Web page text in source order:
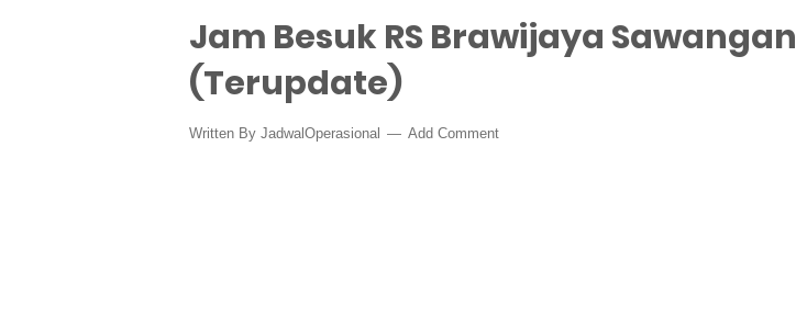
Jam Besuk RS Brawijaya Sawangan
(Terupdate)
Written By JadwalOperasional Add Comment